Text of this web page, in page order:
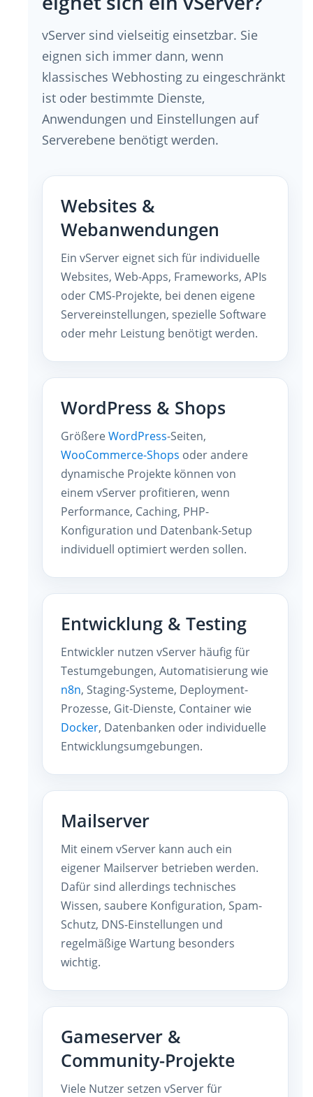
vServer sind vielseitig einsetzbar. Sie
eignen sich immer dann, wenn
klassisches Webhosting zu eingeschränkt
ist oder bestimmte Dienste,
Anwendungen und Einstellungen auf
Serverebene benötigt werden.
Websites &
Webanwendungen
Ein vServer eignet sich für individuelle
Websites, Web-Apps, Frameworks, APIs
oder CMS-Projekte, bei denen eigene
Servereinstellungen, spezielle Software
oder mehr Leistung benötigt werden.
WordPress & Shops
GrößereWordPress-Seiten,
WooCommerce-Shops oder andere
dynamische Projekte können von
einem vServer profitieren, wenn
Performance, Caching, PHP-
Konfiguration und Datenbank-Setup
individuell optimiert werden sollen.
Entwicklung & Testing
Entwickler nutzen vServer häufig für
Testumgebungen, Automatisierung wie
n8n, Staging-Systeme, Deployment-
Prozesse, Git-Dienste, Container wie
Docker, Datenbanken oder individuelle
Entwicklungsumgebungen.
Mailserver
Mit einem vServer kann auch ein
eigener Mailserver betrieben werden.
Dafür sind allerdings technisches
Wissen, saubere Konfiguration, Spam-
Schutz, DNS-Einstellungen und
regelmäßige Wartung besonders
wichtig.
Gameserver &
Community-Projekte
Viele Nutzer setzen vServer für